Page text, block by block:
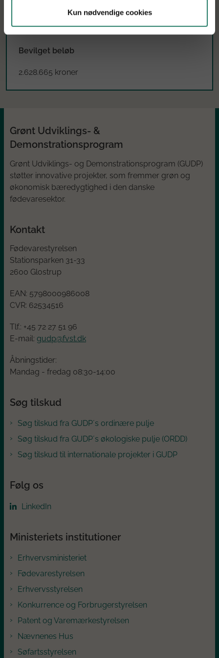
Kun nødvendige cookies
Projektperiode
Januar 2025 til juni 2027
Bevilget beløb
2.628.665 kroner
Grønt Udviklings- &
Demonstrationsprogram
Grønt Udviklings- og Demonstrationsprogram (GUDP)
støtter innovative projekter, som fremmer grøn og
økonomisk bæredygtighed i den danske
fødevaresektor.
Kontakt
Fødevarestyrelsen
Stationsparken 31-33
2600 Glostrup
EAN: 5798000986008
CVR: 62534516
Tlf.: +45 72 27 51 96
E-mail: gudp@fvst.dk
Åbningstider:
Mandag - fredag 08:30-14:00
Søg tilskud
Søg tilskud fra GUDP´s ordinære pulje
Søg tilskud fra GUDP´s økologiske pulje (ORDD)
Søg tilskud til internationale projekter i GUDP
Følg os
LinkedIn
Ministeriets institutioner
Erhvervsministeriet
Fødevarestyrelsen
Erhvervsstyrelsen
Konkurrence og Forbrugerstyrelsen
Patent og Varemærkestyrelsen
Nævnenes Hus
Søfartsstyrelsen